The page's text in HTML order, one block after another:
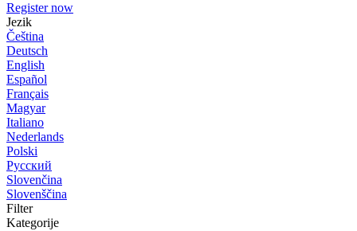
Register now
Jezik
Čeština
Deutsch
English
Español
Français
Magyar
Italiano
Nederlands
Polski
Русский
Slovenčina
Slovenščina
Filter
Kategorije